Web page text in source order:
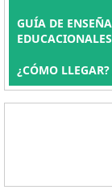
GUÍA DE
EDUCACIONALES
¿CÓMO